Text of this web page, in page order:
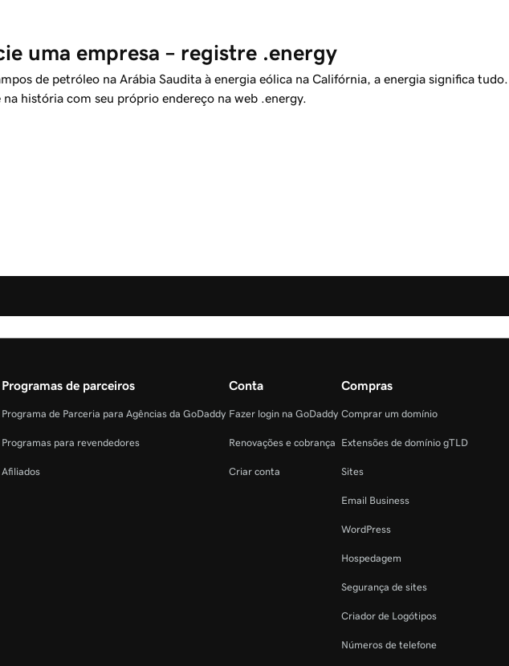
uma empresa – registre .energy
de petróleo na Arábia Saudita à energia eólica na Califórnia, a energia significa tudo.
na história com seu próprio endereço na web .energy.
Programas de parceiros
Programa de Parceria para Agências da GoDaddy
Programas para revendedores
Afiliados
Conta
Fazer login na GoDaddy
Renovações e cobrança
Criar conta
Compras
Comprar um domínio
Extensões de domínio gTLD
Sites
Email Business
WordPress
Hospedagem
Segurança de sites
Criador de Logótipos
Números de telefone